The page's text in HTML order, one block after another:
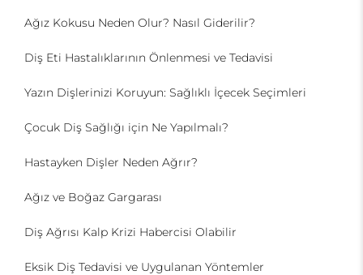
Ağız Kokusu Neden Olur? Nasıl Giderilir?
Diş Eti Hastalıklarının Önlenmesi ve Tedavisi
Yazın Dişlerinizi Koruyun: Sağlıklı İçecek Seçimleri
Çocuk Diş Sağlığı için Ne Yapılmalı?
Hastayken Dişler Neden Ağrır?
Ağız ve Boğaz Gargarası
Diş Ağrısı Kalp Krizi Habercisi Olabilir
Eksik Diş Tedavisi ve Uygulanan Yöntemler